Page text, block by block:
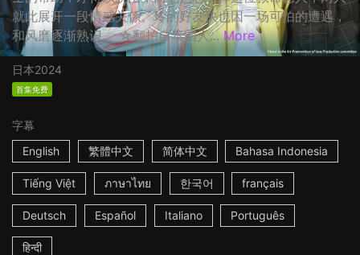
就此展开一段情感关係。玲的好友快也因一场可怕的遭遇，
和风磨逐渐熟识。 ☆翻拍自泰国人... More
日本2024
首集免费
字幕
English
繁體中文 简体中文 Bahasa Indonesia
Tiếng Việt ภาษาไทย 한국어 français
Deutsch Español Italiano Português
हिन्दी